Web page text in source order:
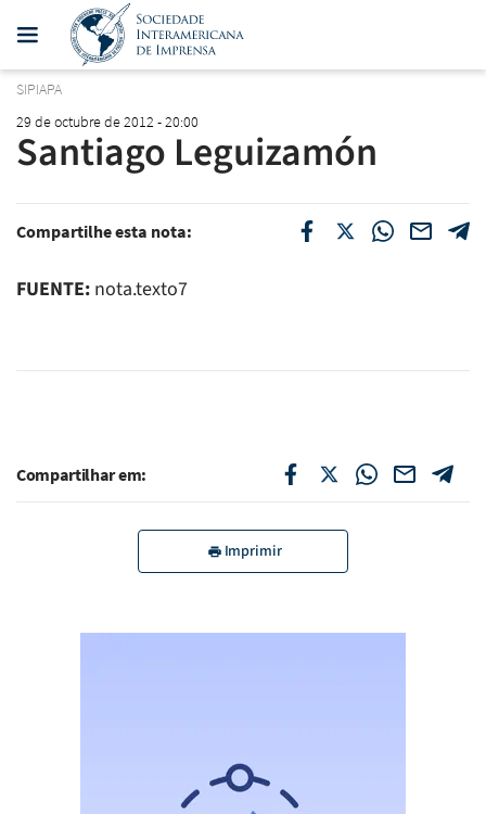
SIPIAPA
29 de octubre de 2012 - 20:00
Santiago Leguizamón
Compartilhe esta nota:
FUENTE: nota.texto7
Compartilhar em:
Imprimir